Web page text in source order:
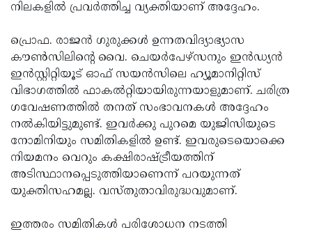
നിലകളില്‍ പ്രവര്‍ത്തിച്ച വ്യക്തിയാണ് അദ്ദേഹം.
പ്രൊഫ. രാജന്‍ ഗുരുക്കള്‍ ഉന്നതവിദ്യാഭ്യാസ
കൗണ്‍സിലിന്റെ വൈ. ചെയര്‍പേഴ്‌സനും ഇന്‍ഡ്യന്‍
ഇന്‍സ്റ്റിറ്റിയൂട് ഓഫ് സയന്‍സിലെ ഹ്യൂമാനിറ്റിസ്
വിഭാഗത്തില്‍ ഫാകല്‍റ്റിയായിരുന്നയാളുമാണ്. ചരിത്ര
ഗവേഷണത്തില്‍ തനത് സംഭാവനകള്‍ അദ്ദേഹം
നല്‍കിയിട്ടുമുണ്ട്. ഇവര്‍ക്കു പുറമെ യുജിസിയുടെ
നോമിനിയും സമിതികളില്‍ ഉണ്ട്. ഇവരുടെയൊക്കെ
നിയമനം വെറും കക്ഷിരാഷ്ട്രീയത്തിന്
അടിസ്ഥാനപ്പെടുത്തിയാണെന്ന് പറയുന്നത്
യുക്തിസഹമല്ല. വസ്തുതാവിരുദ്ധവുമാണ്.
ഇത്തരം സമിതികള്‍ പരിശോധന നടത്തി